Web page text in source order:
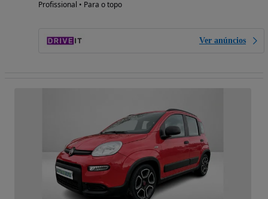
Profissional • Para o topo
Ver anúncios